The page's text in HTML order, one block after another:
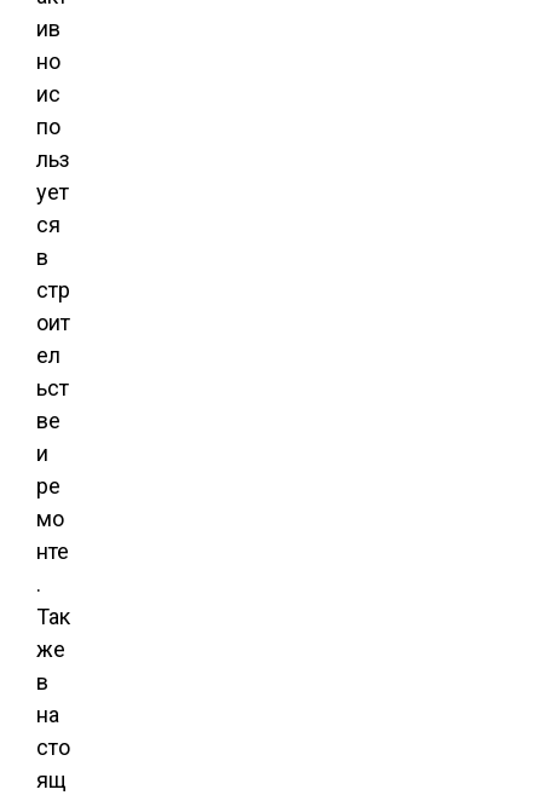
ив
но
ис
по
льз
ует
ся
в
стр
оит
ел
ьст
ве
и
ре
мо
нте
.
Так
же
в
на
сто
ящ